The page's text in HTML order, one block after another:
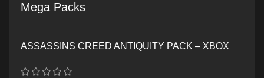
Mega Packs
ASSASSINS CREED ANTIQUITY PACK – XBOX